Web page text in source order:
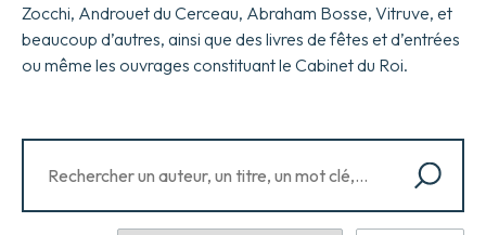
Zocchi, Androuet du Cerceau, Abraham Bosse, Vitruve, et
beaucoup d’autres, ainsi que des livres de fêtes et d’entrées
ou même les ouvrages constituant le Cabinet du Roi.